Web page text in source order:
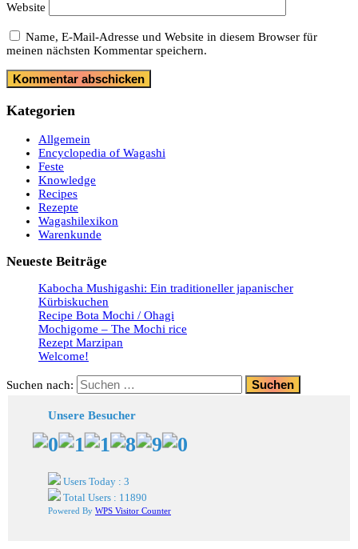
Website
Name, E-Mail-Adresse und Website in diesem Browser für
meinen nächsten Kommentar speichern.
Kategorien
Allgemein
Encyclopedia of Wagashi
Feste
Knowledge
Recipes
Rezepte
Wagashilexikon
Warenkunde
Neueste Beiträge
Kabocha Mushigashi: Ein traditioneller japanischer
Kürbiskuchen
Recipe Bota Mochi / Ohagi
Mochigome – The Mochi rice
Rezept Marzipan
Welcome!
Suchen nach:
Unsere Besucher
Users Today : 3
Total Users : 11890
Powered By WPS Visitor Counter